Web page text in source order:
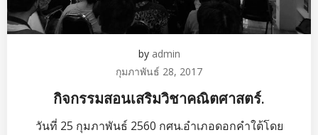
by admin
กุมภาพันธ์ 28, 2017
กิจกรรมสอนเสริมวิชาคณิตศาสตร์.
วันที่ 25 กุมภาพันธ์ 2560 กศน.อำเภอดอกคำใต้โดย